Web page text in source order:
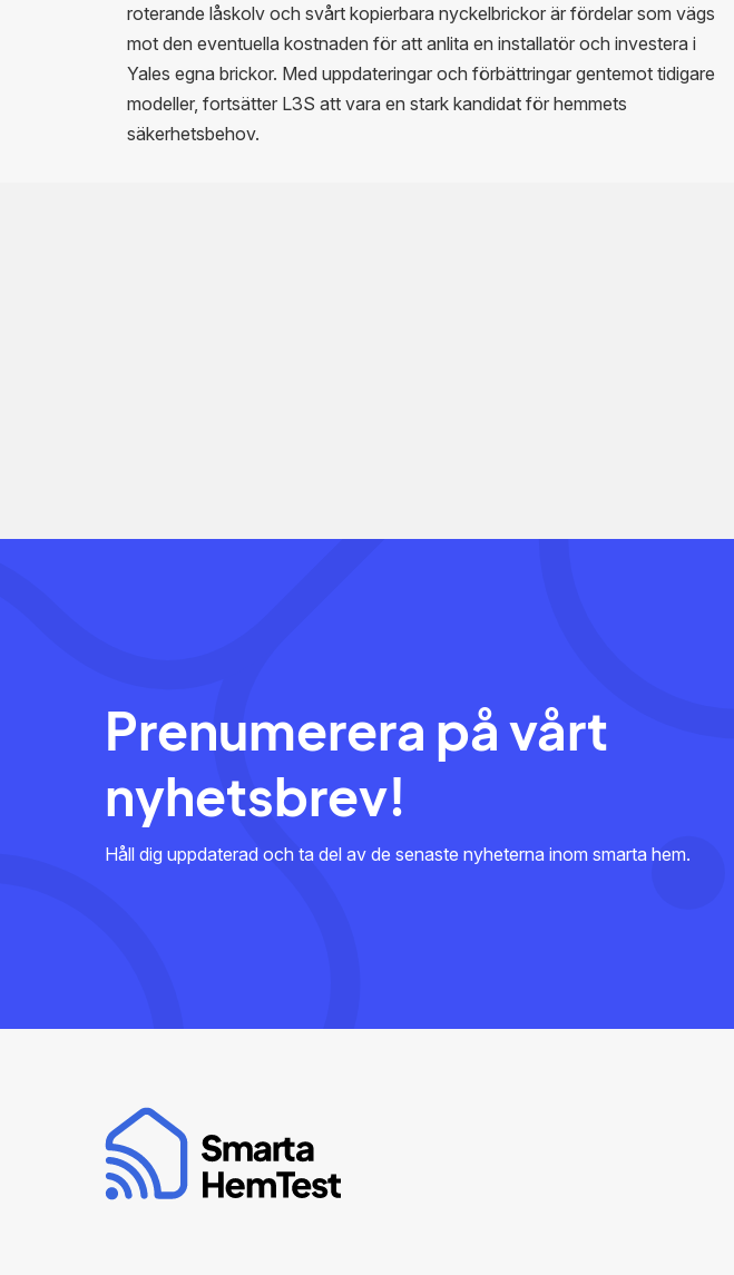
roterande låskolv och svårt kopierbara nyckelbrickor är fördelar som vägs
mot den eventuella kostnaden för att anlita en installatör och investera i
Yales egna brickor. Med uppdateringar och förbättringar gentemot tidigare
modeller, fortsätter L3S att vara en stark kandidat för hemmets
säkerhetsbehov.
Prenumerera på vårt
nyhetsbrev!
Håll dig uppdaterad och ta del av de senaste nyheterna inom smarta hem.